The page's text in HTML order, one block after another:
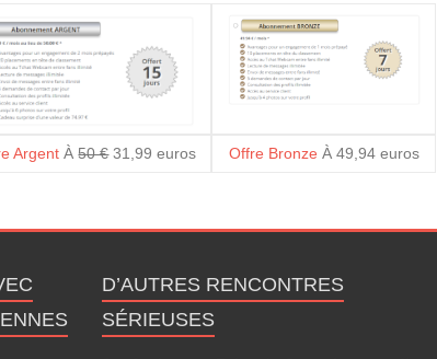
Argent À50 €31,99 euros Offre Bronze À 49,94 euros
D’AUTRES RENCONTRES
SÉRIEUSES